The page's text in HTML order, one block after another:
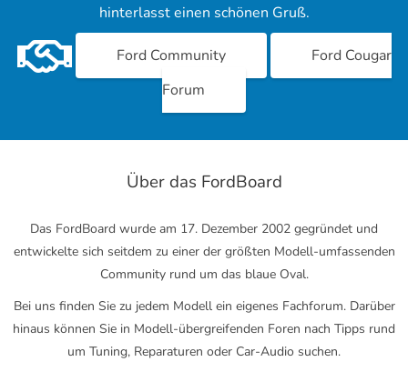
hinterlasst einen schönen Gruß.
Ford Community
Ford Cougar
Forum
Über das FordBoard
Das FordBoard wurde am 17. Dezember 2002 gegründet und
entwickelte sich seitdem zu einer der größten Modell-umfassenden
Community rund um das blaue Oval.
Bei uns finden Sie zu jedem Modell ein eigenes Fachforum. Darüber
hinaus können Sie in Modell-übergreifenden Foren nach Tipps rund
um Tuning, Reparaturen oder Car-Audio suchen.